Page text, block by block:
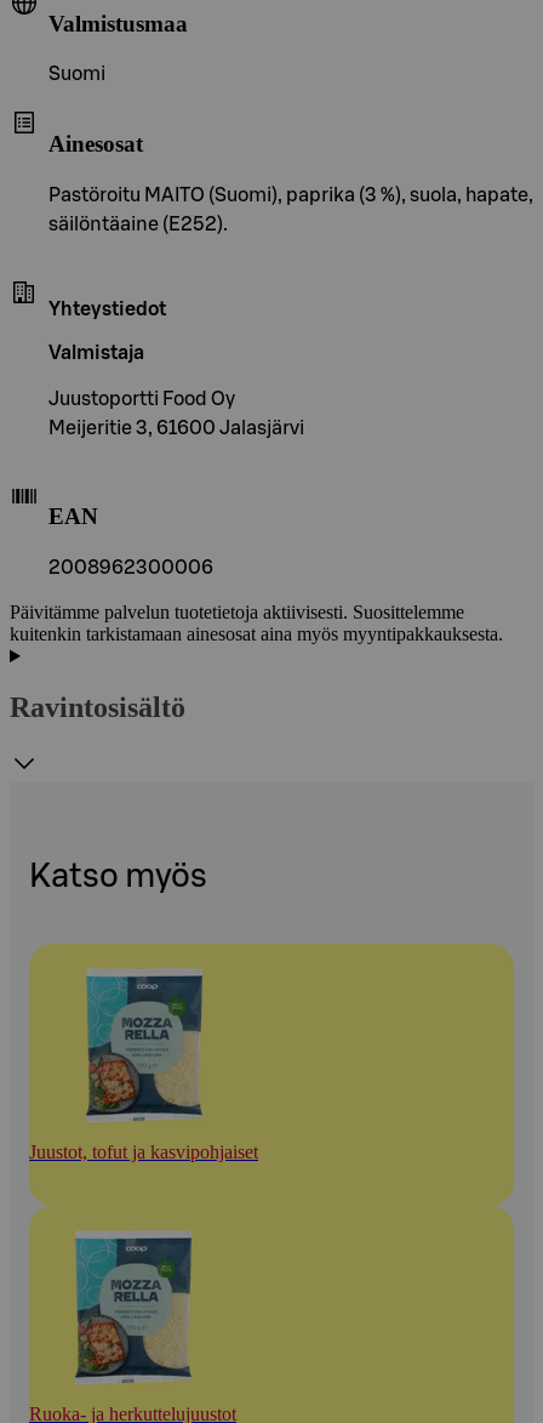
Valmistusmaa
Suomi
Ainesosat
Pastöroitu MAITO (Suomi), paprika (3 %), suola, hapate,
säilöntäaine (E252).
Yhteystiedot
Valmistaja
Juustoportti Food Oy
Meijeritie 3, 61600 Jalasjärvi
EAN
2008962300006
Päivitämme palvelun tuotetietoja aktiivisesti. Suosittelemme
kuitenkin tarkistamaan ainesosat aina myös myyntipakkauksesta.
Ravintosisältö
Katso myös
Juustot, tofut ja kasvipohjaiset
Ruoka- ja herkuttelujuustot